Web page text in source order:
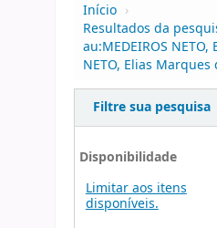
Início ›
Resultados da
au:MEDEIROS
NETO, Elias
Filtre sua pesquisa
Disponibilidade
Limitar aos itens
disponíveis.